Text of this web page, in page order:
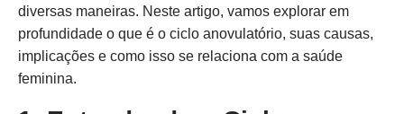
diversas maneiras. Neste artigo, vamos explorar em
profundidade o que é o ciclo anovulatório, suas causas,
implicações e como isso se relaciona com a saúde
feminina.